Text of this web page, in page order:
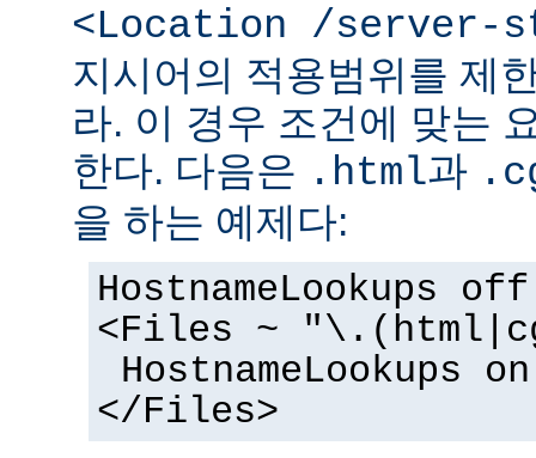
<Location /server-
지시어의 적용범위를 제
라. 이 경우 조건에 맞는
한다. 다음은 .html과
을 하는 예제다:
HostnameLookups off
<Files ~
HostnameLookups on
</Files>